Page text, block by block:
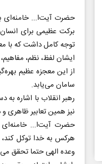
حضرت آیت‌ا... خامنه‌ای با
برکت عظیمی برای
توجه کامل داشت که با
ایشان لفظ، نظم،
از این معجزه عظیم
سامان می‌یابد.
رهبر انقلاب با اشاره به
نیز همین تعابیر
حضرت آیت‌ا... خامنه‌ای
هرکس به خدا توکل کند،
وعده الهی حتما تحقق